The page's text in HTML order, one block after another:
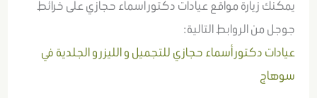
يمكنك زيارة مواقع عيادات دكتور أسماء حجازي على خرائط
جوجل من الروابط التالية:
عيادات دكتور أسماء حجازي للتجميل و الليزر و الجلدية في
سوهاج